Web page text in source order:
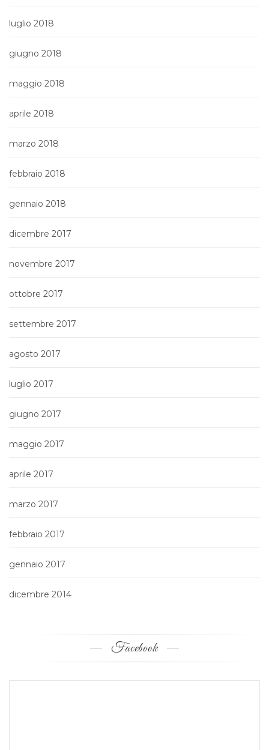
luglio 2018
giugno 2018
maggio 2018
aprile 2018
marzo 2018
febbraio 2018
gennaio 2018
dicembre 2017
novembre 2017
ottobre 2017
settembre 2017
agosto 2017
luglio 2017
giugno 2017
maggio 2017
aprile 2017
marzo 2017
febbraio 2017
gennaio 2017
dicembre 2014
Facebook